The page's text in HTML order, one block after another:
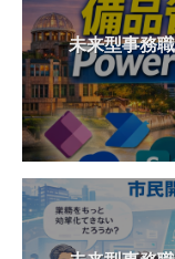
未来型事務